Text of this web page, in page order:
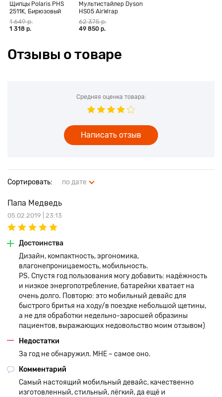
Щипцы Polaris PHS
2511K, Бирюзовый
1 649 р.
1 318 р.
Мультистайлер Dyson
HS05 AirWrap
Complete Long,
фуксия (CN)
62 375 р.
49 850 р.
Отзывы о товаре
Сортировать: по дате
Папа Медведь
05.02.2019 | 23:13
Достоинства
Дизайн, компактность, эргономика,
влагонепроницаемость, мобильность.
PS. Спустя год пользования могу добавить: надёжность
и низкое энергопотребление, батарейки хватает на
очень долго. Повторю: это мобильный девайс для
быстрого бритья на ходу/в поездке небольшой щетины,
а не для обработки недельно-заросшей образины
пациентов, выражающих недовольство моим отзывом)
Недостатки
За год не обнаружил. МНЕ – самое оно.
Комментарий
Самый настоящий мобильный девайс, качественно
изготовленный, стильный, лёгкий, да ещё и
Средняя оценка товара:
Написать отзыв